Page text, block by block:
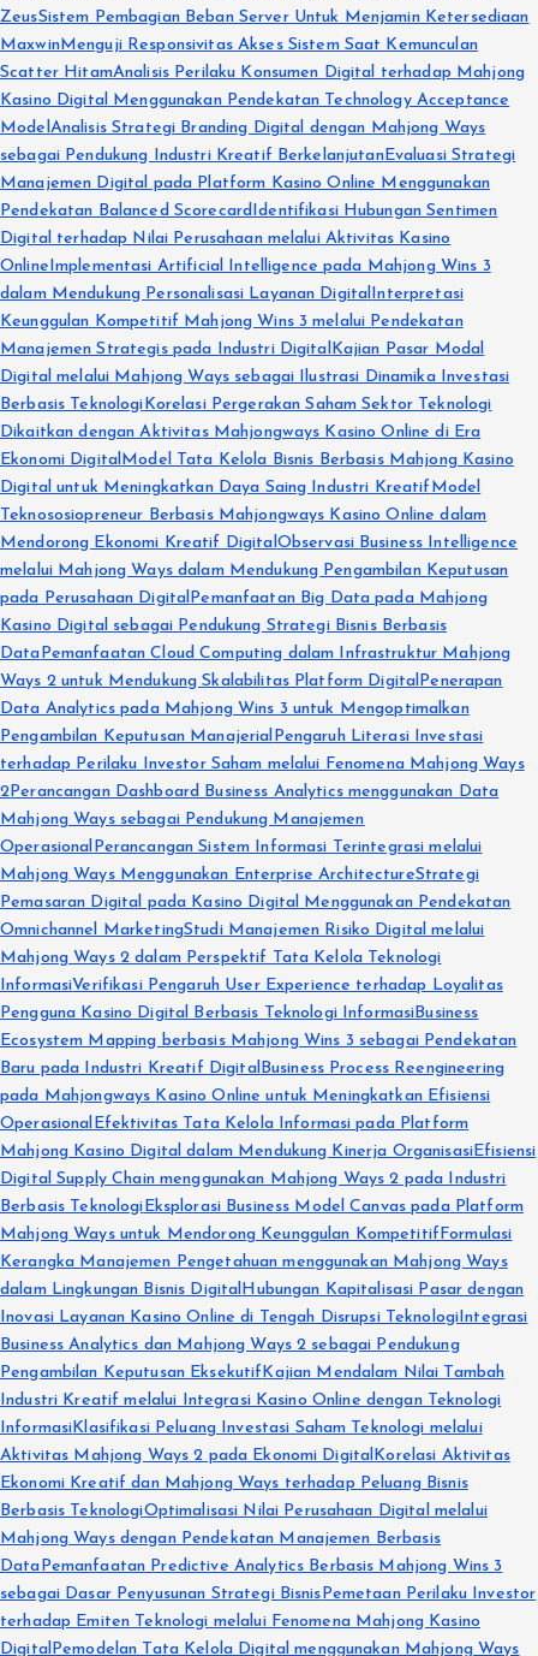
ZeusSistem Pembagian Beban Server Untuk Menjamin Ketersediaan
MaxwinMenguji Responsivitas Akses Sistem Saat Kemunculan
Scatter HitamAnalisis Perilaku Konsumen Digital terhadap Mahjong
Kasino Digital Menggunakan Pendekatan Technology Acceptance
Model Analisis Strategi Branding Digital dengan Mahjong Ways
sebagai Pendukung Industri Kreatif BerkelanjutanEvaluasi Strategi
Manajemen Digital pada Platform Kasino Online Menggunakan
Pendekatan Balanced Scorecard Identifikasi Hubungan Sentimen
Digital terhadap Nilai Perusahaan melalui Aktivitas Kasino
Online Implementasi Artificial Intelligence pada Mahjong Wins 3
dalam Mendukung Personalisasi Layanan Digital Interpretasi
Keunggulan Kompetitif Mahjong Wins 3 melalui Pendekatan
Manajemen Strategis pada Industri Digital Kajian Pasar Modal
Digital melalui Mahjong Ways sebagai Ilustrasi Dinamika Investasi
Berbasis Teknologi Korelasi Pergerakan Saham Sektor Teknologi
Dikaitkan dengan Aktivitas Mahjongways Kasino Online di Era
Ekonomi Digital Model Tata Kelola Bisnis Berbasis Mahjong Kasino
Digital untuk Meningkatkan Daya Saing Industri Kreatif Model
Teknososiopreneur Berbasis Mahjongways Kasino Online dalam
Mendorong Ekonomi Kreatif Digital Observasi Business Intelligence
melalui Mahjong Ways dalam Mendukung Pengambilan Keputusan
pada Perusahaan Digital Pemanfaatan Big Data pada Mahjong
Kasino Digital sebagai Pendukung Strategi Bisnis Berbasis
Data Pemanfaatan Cloud Computing dalam Infrastruktur Mahjong
Ways 2 untuk Mendukung Skalabilitas Platform Digital Penerapan
Data Analytics pada Mahjong Wins 3 untuk Mengoptimalkan
Pengambilan Keputusan Manajerial Pengaruh Literasi Investasi
terhadap Perilaku Investor Saham melalui Fenomena Mahjong Ways
2 Perancangan Dashboard Business Analytics menggunakan Data
Mahjong Ways sebagai Pendukung Manajemen
Operasional Perancangan Sistem Informasi Terintegrasi melalui
Mahjong Ways Menggunakan Enterprise ArchitectureStrategi
Pemasaran Digital pada Kasino Digital Menggunakan Pendekatan
Omnichannel MarketingStudi Manajemen Risiko Digital melalui
Mahjong Ways 2 dalam Perspektif Tata Kelola Teknologi
InformasiVerifikasi Pengaruh User Experience terhadap Loyalitas
Pengguna Kasino Digital Berbasis Teknologi Informasi Business
Ecosystem Mapping berbasis Mahjong Wins 3 sebagai Pendekatan
Baru pada Industri Kreatif Digital Business Process Reengineering
pada Mahjongways Kasino Online untuk Meningkatkan Efisiensi
Operasional Efektivitas Tata Kelola Informasi pada Platform
Mahjong Kasino Digital dalam Mendukung Kinerja Organisasi Efisiensi
Digital Supply Chain menggunakan Mahjong Ways 2 pada Industri
Berbasis Teknologi Eksplorasi Business Model Canvas pada Platform
Mahjong Ways untuk Mendorong Keunggulan Kompetitif Formulasi
Kerangka Manajemen Pengetahuan menggunakan Mahjong Ways
dalam Lingkungan Bisnis Digital Hubungan Kapitalisasi Pasar dengan
Inovasi Layanan Kasino Online di Tengah Disrupsi Teknologi Integrasi
Business Analytics dan Mahjong Ways 2 sebagai Pendukung
Pengambilan Keputusan Eksekutif Kajian Mendalam Nilai Tambah
Industri Kreatif melalui Integrasi Kasino Online dengan Teknologi
Informasi Klasifikasi Peluang Investasi Saham Teknologi melalui
Aktivitas Mahjong Ways 2 pada Ekonomi Digital Korelasi Aktivitas
Ekonomi Kreatif dan Mahjong Ways terhadap Peluang Bisnis
Berbasis TeknologiOptimalisasi Nilai Perusahaan Digital melalui
Mahjong Ways dengan Pendekatan Manajemen Berbasis
Data Pemanfaatan Predictive Analytics Berbasis Mahjong Wins 3
sebagai Dasar Penyusunan Strategi Bisnis Pemetaan Perilaku Investor
terhadap Emiten Teknologi melalui Fenomena Mahjong Kasino
Digital Pemodelan Tata Kelola Digital menggunakan Mahjong Ways